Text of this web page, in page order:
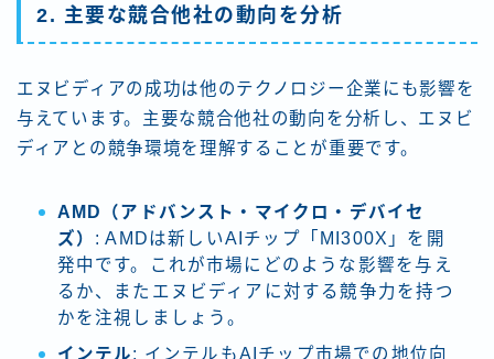
2. 主要な競合他社の動向を分析
エヌビディアの成功は他のテクノロジー企業にも影響を
与えています。主要な競合他社の動向を分析し、エヌビ
ディアとの競争環境を理解することが重要です。
AMD（アドバンスト・マイクロ・デバイセ
ズ） : AMDは新しいAIチップ「MI300X」を開
発中です。これが市場にどのような影響を与え
るか、またエヌビディアに対する競争力を持つ
かを注視しましょう​。
インテル: インテルもAIチップ市場での地位向